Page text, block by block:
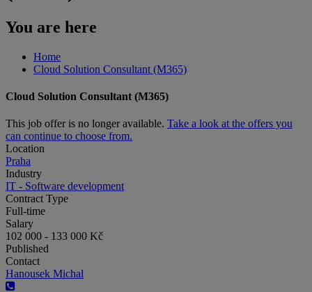
You are here
Home
Cloud Solution Consultant (M365)
Cloud Solution Consultant (M365)
This job offer is no longer available. Take a look at the offers you
can continue to choose from.
Location
Praha
Industry
IT - Software development
Contract Type
Full-time
Salary
102 000 - 133 000 Kč
Published
Contact
Hanousek Michal